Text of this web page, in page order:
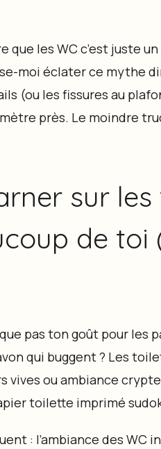
que les WC c’est juste
moi éclater ce mythe
(ou les fissures au
près. Le moindre
sur
de toi
pas ton goût pour les
qui buggent ? Les
vives ou ambiance
toilette imprimé
: l’ambiance des